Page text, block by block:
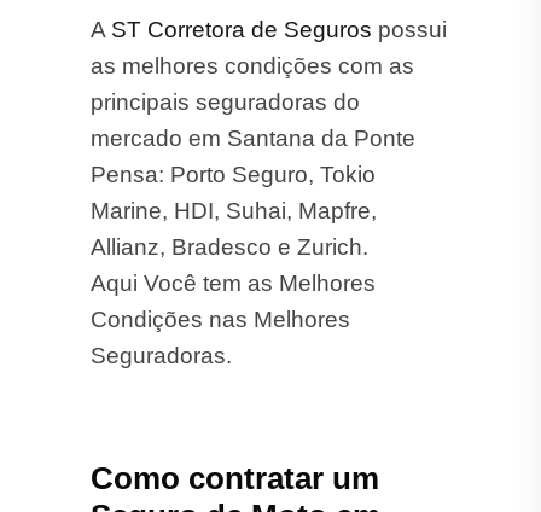
A ST Corretora de Seguros possui
as melhores condições com as
principais seguradoras do
mercado em Santana da Ponte
Pensa: Porto Seguro, Tokio
Marine, HDI, Suhai, Mapfre,
Allianz, Bradesco e Zurich.
Aqui Você tem as Melhores
Condições nas Melhores
Seguradoras.
Como contratar um